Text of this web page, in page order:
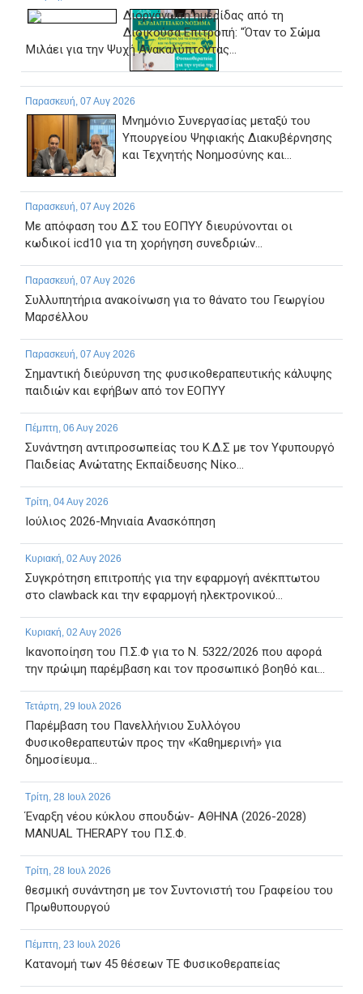
Διοργάνωση ημερίδας από τη
Διοικούσα Επιτροπή: "Όταν το Σώμα
Μιλάει για την Ψυχή Ανακαλύπτοντας...
Παρασκευή, 07 Αυγ 2026
Μνημόνιο Συνεργασίας μεταξύ του
Υπουργείου Ψηφιακής Διακυβέρνησης
και Τεχνητής Νοημοσύνης και...
Παρασκευή, 07 Αυγ 2026
Με απόφαση του Δ.Σ του ΕΟΠΥΥ διευρύνονται οι
κωδικοί icd10 για τη χορήγηση συνεδριών...
Παρασκευή, 07 Αυγ 2026
Συλλυπητήρια ανακοίνωση για το θάνατο του Γεωργίου
Μαρσέλλου
Παρασκευή, 07 Αυγ 2026
Σημαντική διεύρυνση της φυσικοθεραπευτικής κάλυψης
παιδιών και εφήβων από τον ΕΟΠΥΥ
Πέμπτη, 06 Αυγ 2026
Συνάντηση αντιπροσωπείας του Κ.Δ.Σ με τον Υφυπουργό
Παιδείας Ανώτατης Εκπαίδευσης Νίκο...
Τρίτη, 04 Αυγ 2026
Ιούλιος 2026-Μηνιαία Ανασκόπηση
Κυριακή, 02 Αυγ 2026
Συγκρότηση επιτροπής για την εφαρμογή ανέκπτωτου
στο clawback και την εφαρμογή ηλεκτρονικού...
Κυριακή, 02 Αυγ 2026
Ικανοποίηση του Π.Σ.Φ για το Ν. 5322/2026 που αφορά
την πρώιμη παρέμβαση και τον προσωπικό βοηθό και...
Τετάρτη, 29 Ιουλ 2026
Παρέμβαση του Πανελλήνιου Συλλόγου
Φυσικοθεραπευτών προς την «Καθημερινή» για
δημοσίευμα...
Τρίτη, 28 Ιουλ 2026
Έναρξη νέου κύκλου σπουδών- ΑΘΗΝΑ (2026-2028)
MANUAL THERAPY του Π.Σ.Φ.
Τρίτη, 28 Ιουλ 2026
θεσμική συνάντηση με τον Συντονιστή του Γραφείου του
Πρωθυπουργού
Πέμπτη, 23 Ιουλ 2026
Κατανομή των 45 θέσεων ΤΕ Φυσικοθεραπείας